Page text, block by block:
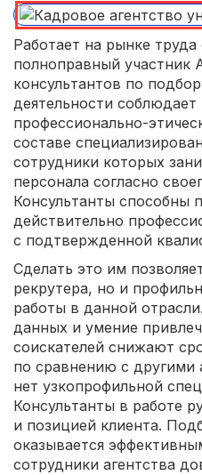
Работает на рынке
полноправный участник
консультантов по
деятельности
профессионально-
составе
сотрудники которых
персонала согласно
Консультанты способны
действительно
с подтвержденной
Сделать это им
рекрутера, но и
работы в данной
данных и умение
соискателей снижают
по сравнению с другими
нет узкопрофильной
Консультанты в работе
и позицией клиента.
оказывается
сотрудники агентства